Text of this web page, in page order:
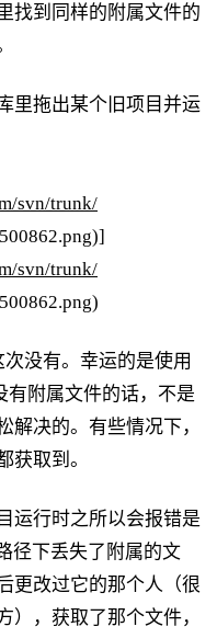
找到同样的附属文件的
里拖出某个旧项目并运
svn/trunk/
svn/trunk/
没有。幸运的是使用
有附属文件的话，不是
解决的。有些情况下，
获取到。
运行时之所以会报错是
径下丢失了附属的文
更改过它的那个人（很
），获取了那个文件，